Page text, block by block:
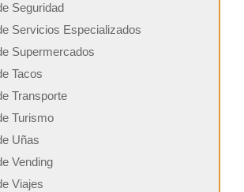
Seguridad
Servicios Especializados
Supermercados
Tacos
Transporte
Turismo
Uñas
Vending
Viajes